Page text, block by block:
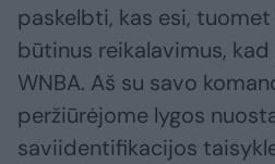
paskelbti, kas esi,
būtinus reikalavimus,
WNBA. Aš su savo
peržiūrėjome lygos
saviidentifikacijos